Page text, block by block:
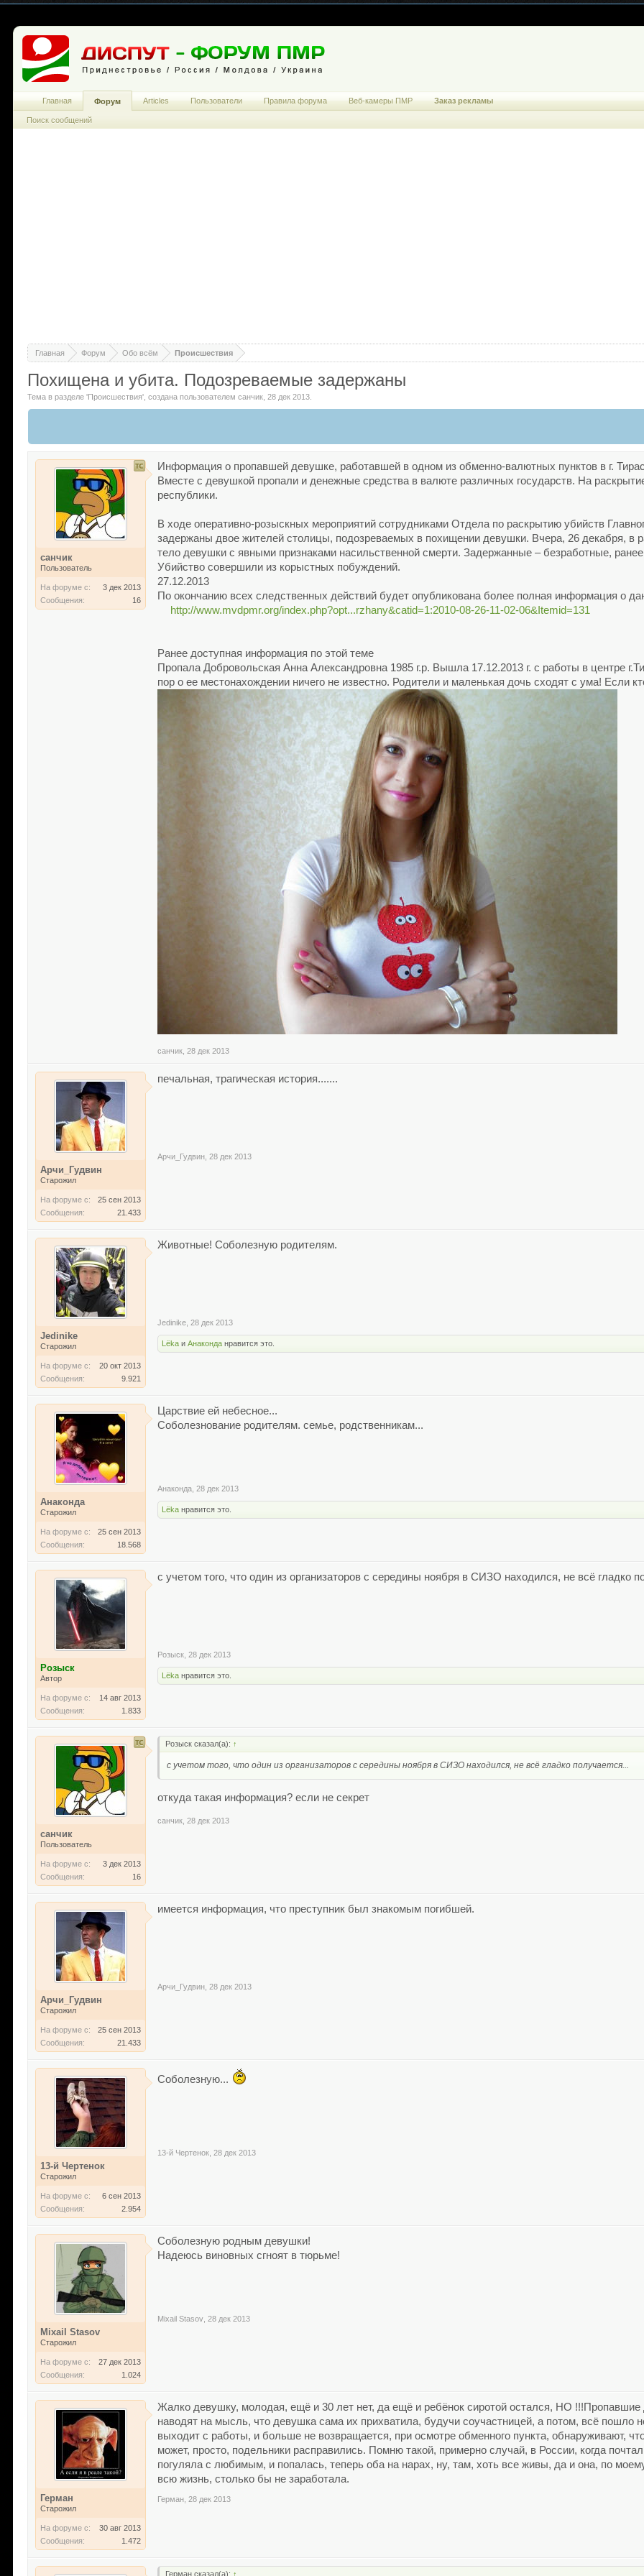
Главная Форум Обо всём Происшествия
Похищена и убита. Подозреваемые задержаны
Тема в разделе 'Происшествия' , создана пользователемсанчик ,28 дек 2013
санчик
Пользователь
На форуме с:
3 дек 2013
Сообщения:
16
Информация о пропавшей девушке, работавшей в одном из обменно-валютных пунктов в г.
Вместе с девушкой пропали и денежные средства в валюте различных государств. На
республики.
В ходе оперативно-розыскных мероприятий сотрудниками Отдела по раскрытию убийств
задержаны двое жителей столицы, подозреваемых в похищении девушки. Вчера, 26 декабря, в
тело девушки с явными признаками насильственной смерти. Задержанные – безработные,
Убийство совершили из корыстных побуждений.
27.12.2013
По окончанию всех следственных действий будет опубликована более полная информация о
http://www.mvdpmr.org/index.php?opt...rzhany&catid=1:2010-08-26-11-02-06&Itemid=131
Ранее доступная информация по этой теме
Пропала Добровольская Анна Александровна 1985 г.р. Вышла 17.12.2013 г. с работы в центре
пор о ее местонахождении ничего не известно. Родители и маленькая дочь сходят с ума! Если
санчик 28 дек 2013
Арчи_Гудвин
Старожил
На форуме с:
25 сен 2013
Сообщения:
21.433
печальная, трагическая история.......
Арчи_Гудвин 28 дек 2013
Jedinike
Старожил
На форуме с:
20 окт 2013
Сообщения:
9.921
Животные! Соболезную родителям.
Jedinike 28 дек 2013
Lёka иАнаконда нравится это.
Анаконда
Старожил
На форуме с:
25 сен 2013
Сообщения:
18.568
Царствие ей небесное...
Соболезнование родителям. семье, родственникам...
Анаконда 28 дек 2013
Lёka нравится это.
Розыск
Автор
На форуме с:
14 авг 2013
Сообщения:
1.833
с учетом того, что один из организаторов с середины ноября в СИЗО находился, не всё гладко
Розыск 28 дек 2013
Lёka нравится это.
санчик
Пользователь
На форуме с:
3 дек 2013
Сообщения:
16
Розыск сказал(а): ↑
с учетом того, что один из организаторов с середины ноября в СИЗО находился, не всё гладко получается...
откуда такая информация? если не секрет
санчик 28 дек 2013
Арчи_Гудвин
Старожил
На форуме с:
25 сен 2013
Сообщения:
21.433
имеется информация, что преступник был знакомым погибшей.
Арчи_Гудвин 28 дек 2013
13-й Чертенок
Старожил
На форуме с:
6 сен 2013
Сообщения:
2.954
Соболезную...
13-й Чертенок 28 дек 2013
Mixail Stasov
Старожил
На форуме с:
27 дек 2013
Сообщения:
1.024
Соболезную родным девушки!
Надеюсь виновных сгноят в тюрьме!
Mixail Stasov 28 дек 2013
Герман
Старожил
На форуме с:
30 авг 2013
Сообщения:
1.472
Жалко девушку, молодая, ещё и 30 лет нет, да ещё и ребёнок сиротой остался, НО !!!Пропавшие
наводят на мысль, что девушка сама их прихватила, будучи соучастницей, а потом, всё пошло
выходит с работы, и больше не возвращается, при осмотре обменного пункта, обнаруживают,
может, просто, подельники расправились. Помню такой, примерно случай, в России, когда
погуляла с любимым, и попалась, теперь оба на нарах, ну, там, хоть все живы, да и она, по
всю жизнь, столько бы не заработала.
Герман 28 дек 2013
Герман сказал(а): ↑
Главная Форум
Поиск сообщений
Articles Пользователи Правила форума Веб-камеры ПМР Заказ рекламы